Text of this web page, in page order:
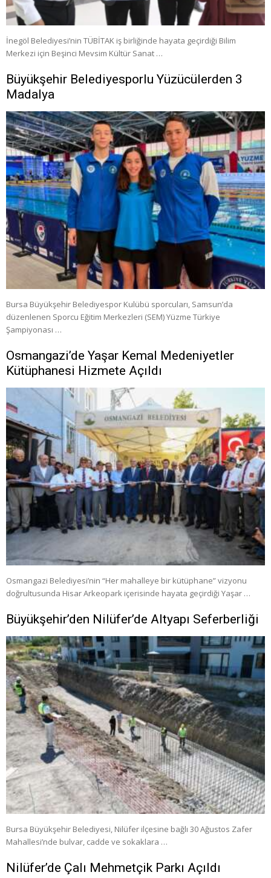
İnegöl Belediyesi’nin TÜBİTAK iş birliğinde hayata geçirdiği Bilim
Merkezi için Beşinci Mevsim Kültür Sanat …
Büyükşehir Belediyesporlu Yüzücülerden 3
Madalya
Bursa Büyükşehir Belediyespor Kulübü sporcuları, Samsun’da
düzenlenen Sporcu Eğitim Merkezleri (SEM) Yüzme Türkiye
Şampiyonası …
Osmangazi’de Yaşar Kemal Medeniyetler
Kütüphanesi Hizmete Açıldı
Osmangazi Belediyesi’nin “Her mahalleye bir kütüphane” vizyonu
doğrultusunda Hisar Arkeopark içerisinde hayata geçirdiği Yaşar …
Büyükşehir’den Nilüfer’de Altyapı Seferberliği
Bursa Büyükşehir Belediyesi, Nilüfer ilçesine bağlı 30 Ağustos Zafer
Mahallesi’nde bulvar, cadde ve sokaklara …
Nilüfer’de Çalı Mehmetçik Parkı Açıldı